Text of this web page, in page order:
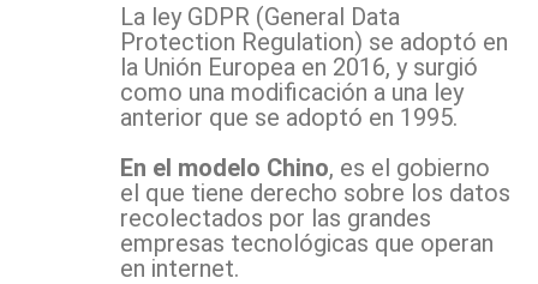
La ley GDPR (General Data
Protection Regulation) se adoptó en
la Unión Europea en 2016, y surgió
como una modificación a una ley
anterior que se adoptó en 1995.
En el modelo Chino, es el gobierno
el que tiene derecho sobre los datos
recolectados por las grandes
empresas tecnológicas que operan
en internet.